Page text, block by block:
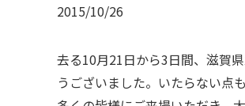
2015/10/26
去る10月21日から3日間、滋賀
うございました。いたらない点